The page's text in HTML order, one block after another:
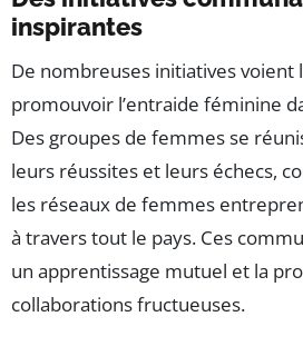
inspirantes
De nombreuses initiatives voient
promouvoir l’entraide féminine
Des groupes de femmes se
leurs réussites et leurs échecs,
les réseaux de femmes
à travers tout le pays. Ces
un apprentissage mutuel et la
collaborations fructueuses.